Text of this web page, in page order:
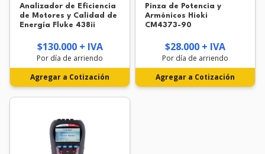
Analizador de Eficiencia
de Motores y Calidad de
Energía Fluke 438ii
$130.000 + IVA
Por día de arriendo
Agregar a Cotización
Pinza de Potencia y
Armónicos Hioki
CM4373-90
$28.000 + IVA
Por día de arriendo
Agregar a Cotización